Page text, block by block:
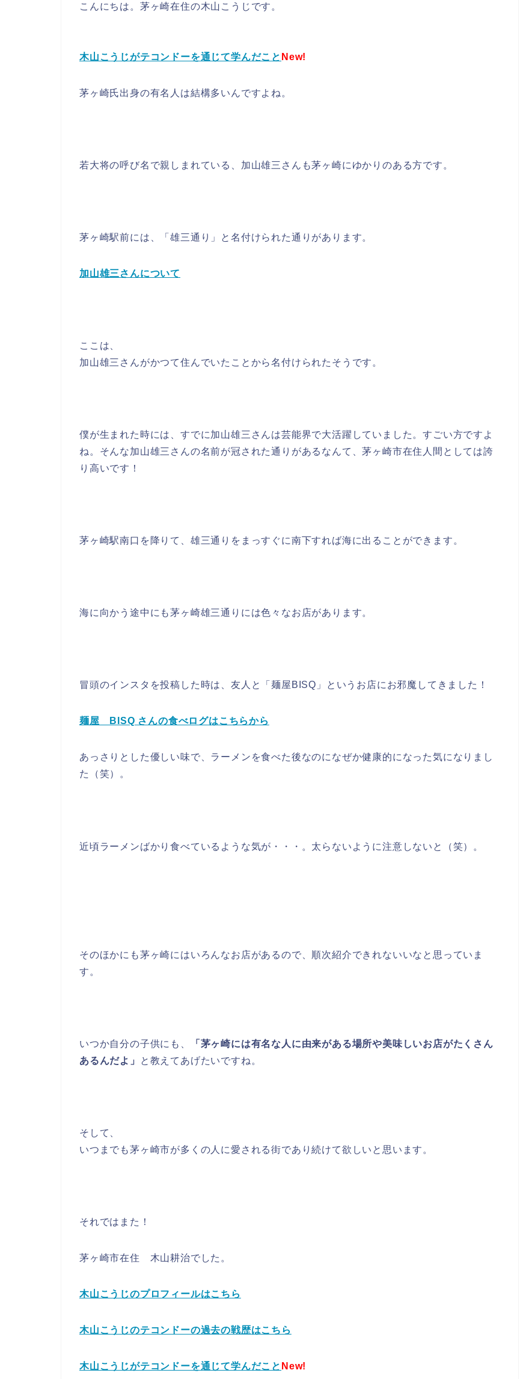
こんにちは。茅ヶ崎在住の木山こうじです。
木山こうじがテコンドーを通じて学んだこと New!
茅ヶ崎氏出身の有名人は結構多いんですよね。
若大将の呼び名で親しまれている、加山雄三さんも茅ヶ崎にゆかりのある方です。
茅ヶ崎駅前には、「雄三通り」と名付けられた通りがあります。
加山雄三さんについて
ここは、
加山雄三さんがかつて住んでいたことから名付けられたそうです。
僕が生まれた時には、すでに加山雄三さんは芸能界で大活躍していました。すごい方ですよ
ね。そんな加山雄三さんの名前が冠された通りがあるなんて、茅ヶ崎市在住人間としては誇
り高いです！
茅ヶ崎駅南口を降りて、雄三通りをまっすぐに南下すれば海に出ることができます。
海に向かう途中にも茅ヶ崎雄三通りには色々なお店があります。
冒頭のインスタを投稿した時は、友人と「麺屋BISQ」というお店にお邪魔してきました！
麺屋 BISQ さんの食べログはこちらから
あっさりとした優しい味で、ラーメンを食べた後なのになぜか健康的になった気になりまし
た（笑）。
近頃ラーメンばかり食べているような気が・・・。太らないように注意しないと（笑）。
そのほかにも茅ヶ崎にはいろんなお店があるので、順次紹介できれないいなと思っていま
す。
いつか自分の子供にも、
「茅ヶ崎には有名な人に由来がある場所や美味しいお店がたくさん
あるんだよ」
と教えてあげたいですね。
そして、
いつまでも茅ヶ崎市が多くの人に愛される街であり続けて欲しいと思います。
それではまた！
茅ヶ崎市在住 木山耕治でした。
木山こうじのプロフィールはこちら
木山こうじのテコンドーの過去の戦歴はこちら
木山こうじがテコンドーを通じて学んだこと New!